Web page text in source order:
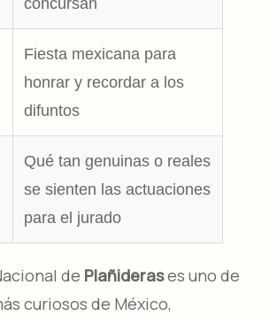
concursan
Fiesta mexicana para
honrar y recordar a los
difuntos
Qué tan genuinas o reales
se sienten las actuaciones
para el jurado
de Plañiderases uno de
curiosos de México,